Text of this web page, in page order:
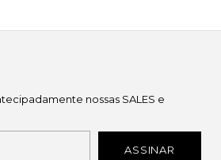
nossas SALES e